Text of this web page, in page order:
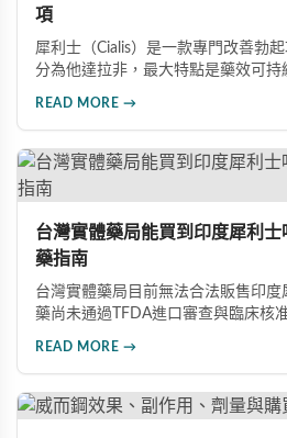
項
犀利士（Cialis）是一款專門改善勃
分為他達拉非，最大特點是藥效可持
READ MORE →
台灣實體藥局能買到印度犀利
藥指南
台灣實體藥局目前無法合法販售印
藥尚未通過TFDA進口審查與臨床核
READ MORE →